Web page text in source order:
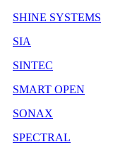
SHINE SYSTEMS
SIA
SINTEC
SMART OPEN
SONAX
SPECTRAL